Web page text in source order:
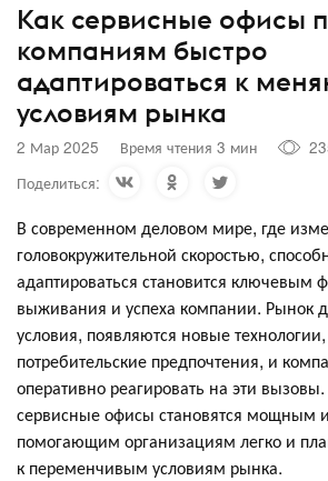
Как сервисные офисы
компаниям быстро
адаптироваться к
условиям рынка
2 Мар 2025 Время чтения 3 мин
Поделиться:
В современном деловом мире, где
головокружительной скоростью,
адаптироваться становится ключевым
выживания и успеха компании. Рынок
условия, появляются новые
потребительские предпочтения, и
оперативно реагировать на эти вызовы.
сервисные офисы становятся мощным
помогающим организациям легко и
к переменчивым условиям рынка.